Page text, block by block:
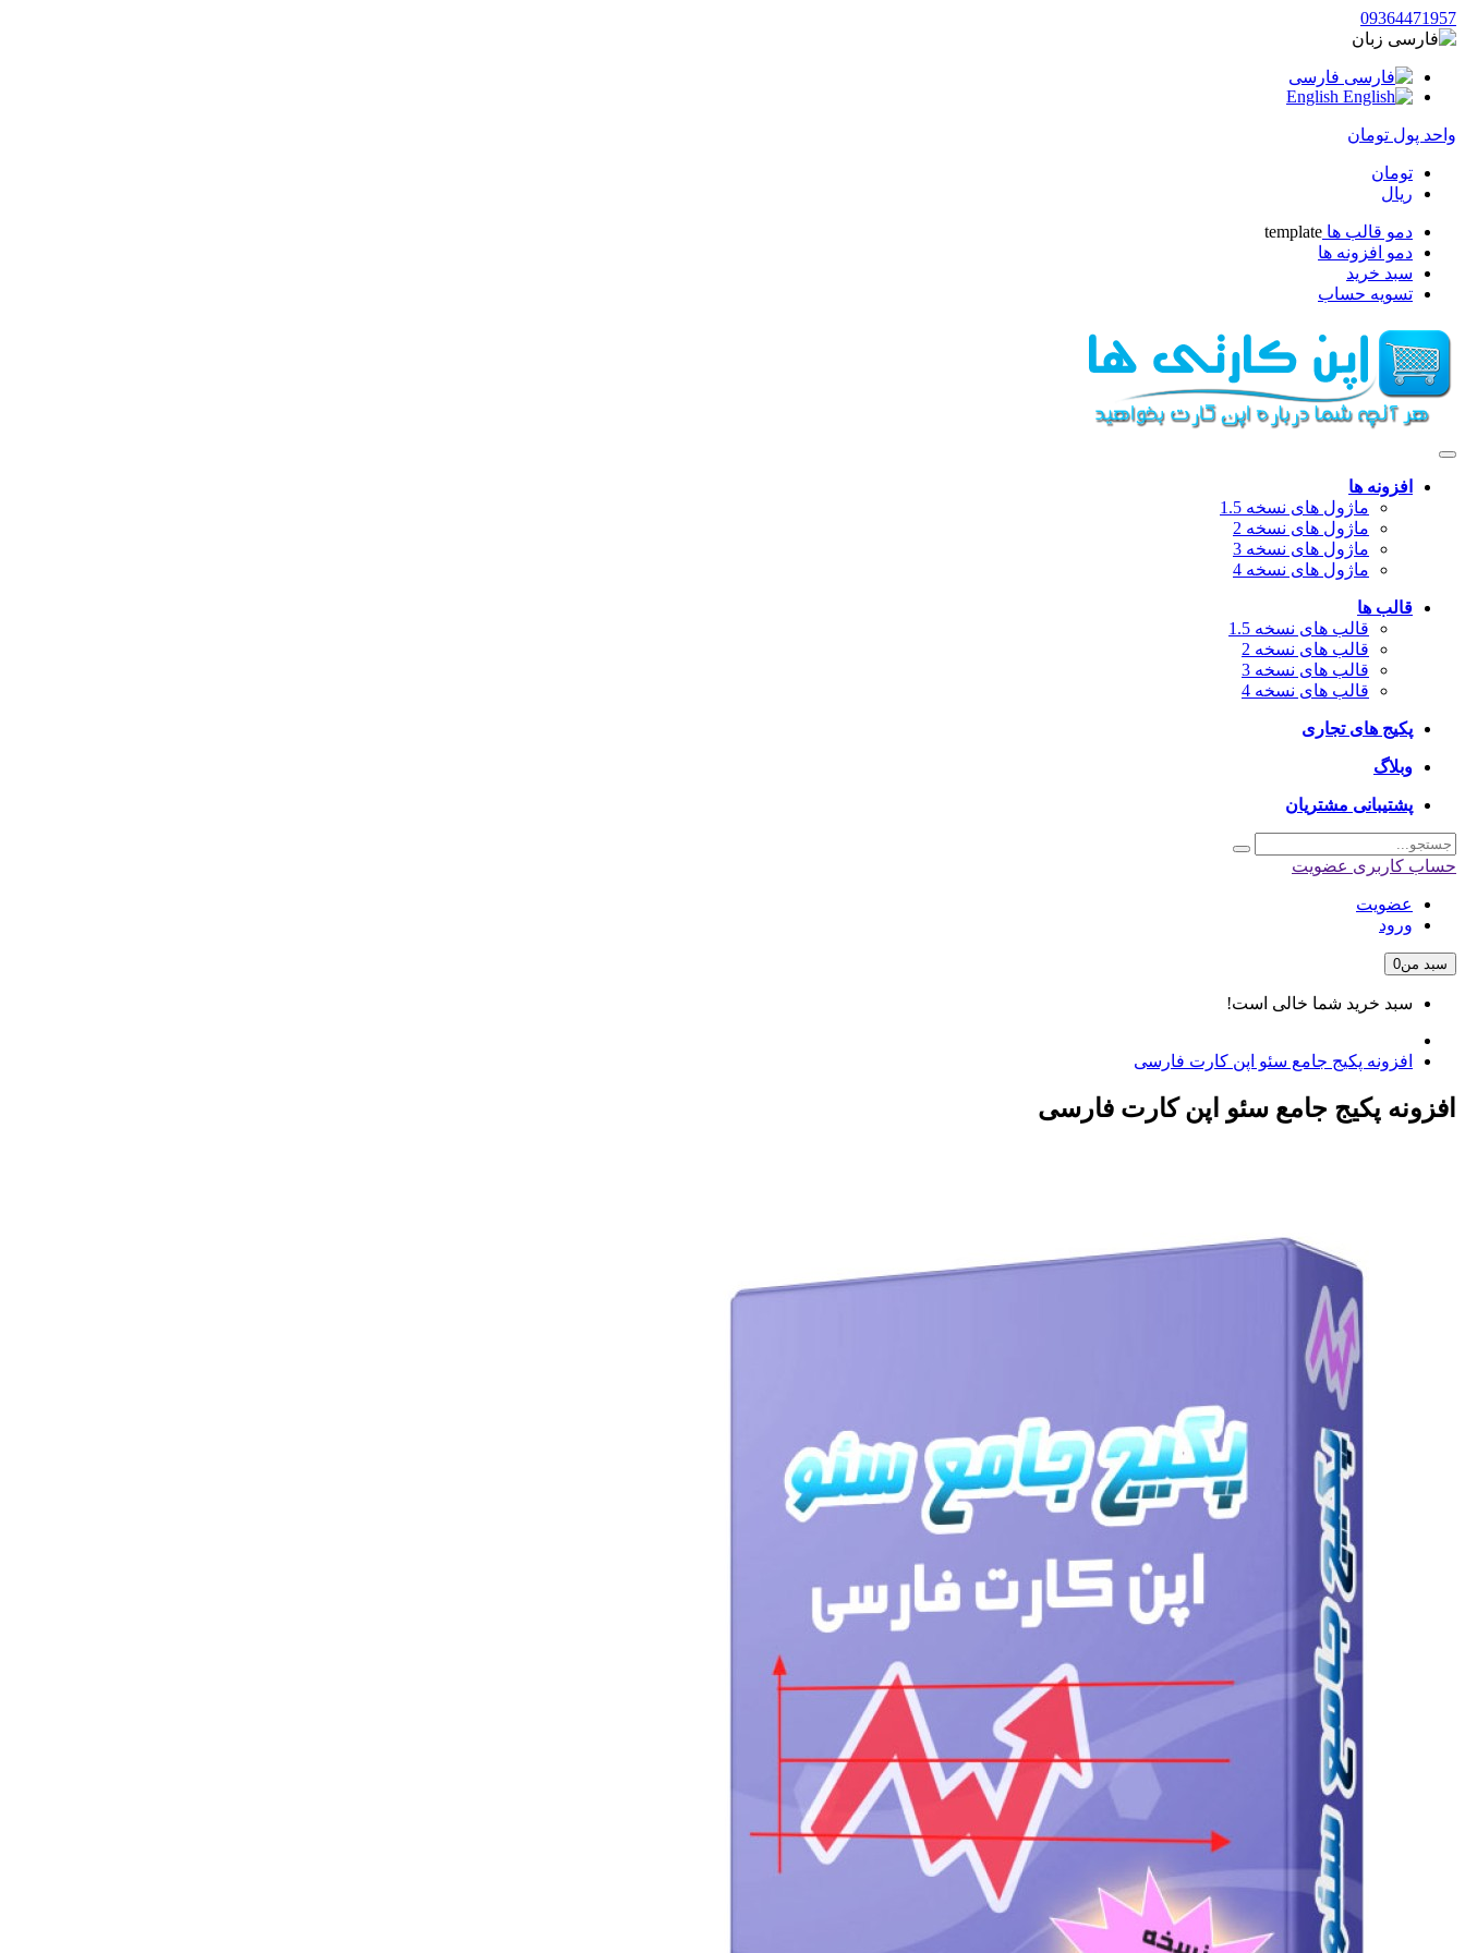
09364471957
زبان
فارسی
واحد پول تومان
تومان
ریال
دمو قالب ها template
دمو افزونه ها
سبد خرید
تسویه حساب
افزونه ها
ماژول های نسخه 1.5
ماژول های نسخه 2
ماژول های نسخه 3
ماژول های نسخه 4
قالب ها
قالب های نسخه 1.5
قالب های نسخه 2
قالب های نسخه 3
قالب های نسخه 4
پکیج های تجاری
وبلاگ
پشتیبانی مشتریان
حساب کاربری عضویت
عضویت
ورود
سبد من0
سبد خرید شما خالی است!
افزونه پکیج جامع سئو اپن کارت فارسی
افزونه پکیج جامع سئو اپن کارت فارسی